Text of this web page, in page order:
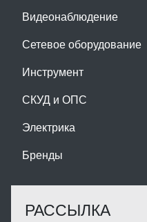
Видеонаблюдение
Сетевое оборудование
Инструмент
СКУД и ОПС
Электрика
Бренды
РАССЫЛКА